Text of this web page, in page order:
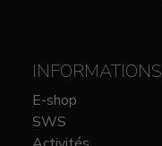
INFORMATIONS
E-shop
SWS